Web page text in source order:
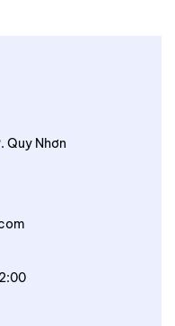
Quy Nhơn